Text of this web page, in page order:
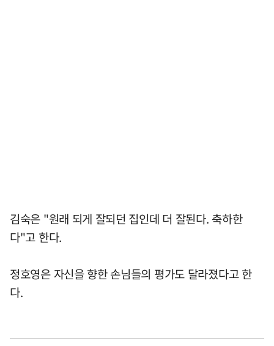
김숙은 "원래 되게 잘되던 집인데 더 잘된다. 축하한
다"고 한다.
정호영은 자신을 향한 손님들의 평가도 달라졌다고 한
다.